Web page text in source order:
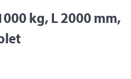
kg, L 2000 mm,